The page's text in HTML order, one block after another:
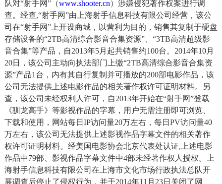
队对“射手网”（www.shooter.cn）涉嫌侵犯著作权案进行调
查。经查,“射手网”由上海射手信息科技有限公司经营，该公
司在“射手网”上开设商城，以营利为目的，销售其复制于硬盘
存储设备的“2TB高清综合影音合集资源”、“3TB高清超级影
音合集”等产品，自2013年5月起共销售约100台。2014年10月
20日，该公司主动向执法部门上缴“2TB高清综合影音合集资
源”产品1台，内有其自行复制并可播放的200部电影作品，该
公司无法提供上述电影作品的相关著作权许可证明材料。另
查，该公司未经权利人许可，自2013年开始在“射手网”登载
《驯龙高手》等影视作品的字幕，用户无需注册即可浏览、
下载和使用，网站每日IP访问量20万左右，每日PV访问量40
万左右，该公司无法提供上述影视作品字幕文件的相关著作
权许可证明材料。经美国电影协会北京代表处认证,上述电影
作品中79部、影视作品字幕文件中4部未经著作权人授权。上
海射手信息科技有限公司在上海市文化市场行政执法总队开
展调查后停止了侵权行为，并于2014年11月23日关闭了网